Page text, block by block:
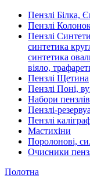
Пензлі Білка,
Пензлі
Пензлі
синтетика
синтетика
віяло,
Пензлі Щетина
Пензлі Поні,
Набори пензлів
Пензлі-
Пензлі
Мастихіни
Поролонові,
Очисники
Полотна